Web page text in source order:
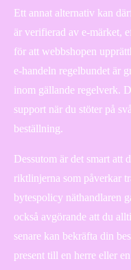
Ett annat alternativ kan
är verifierad av e-märket,
för att webbshopen
e-handeln regelbundet är
inom gällande regelverk.
support när du stöter på
beställning.
Dessutom är det smart att
riktlinjerna som påverkar
bytespolicy näthandlaren
också avgörande att du
senare kan bekräfta din
present till en herre eller